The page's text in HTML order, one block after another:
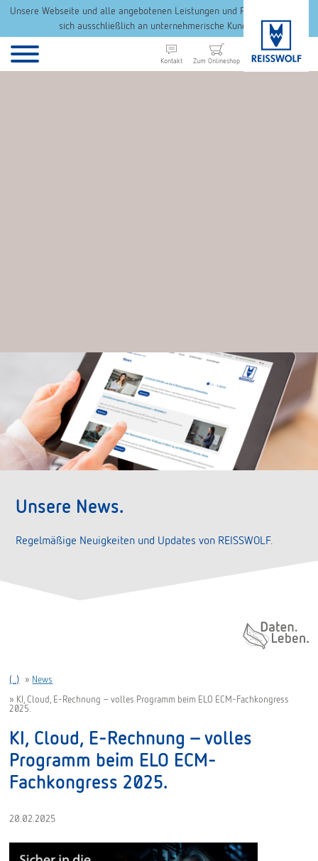
Unsere Webseite und alle angebotenen Leistungen und Produkte richten
sich ausschließlich an unternehmerische Kunden.
Kontakt Zum Onlineshop
Unsere News.
Regelmäßige Neuigkeiten und Updates von REISSWOLF.
Daten. Leben.
(..) » News
» KI, Cloud, E-Rechnung – volles Programm beim ELO ECM-Fachkongress
2025.
KI, Cloud, E-Rechnung – volles
Programm beim ELO ECM-
Fachkongress 2025.
20.02.2025